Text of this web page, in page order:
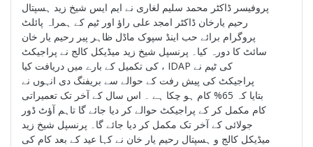
پروفیسر ڈاکٹر محمد سلیم لغاری نے ایم ایس شیخ زید ہسپتال
رحیم یارخان ڈاکٹر امجد علی راؤ اور ٹیم کے ہمراہ پائلٹ
پروگرام برائے حب اینڈ سپوک ماڈل ظاہر پیر رحیم یار خان
سائٹ کا دورہ کیا۔ پرنسپل شیخ زید میڈیکل کالج نے پراجیکٹ
کی تکمیل کے بارے میں دریافت کیا ، IDAP کی ٹیم نے
پراجیکٹ کی پیش رفت کے حوالے سے بریفنگ دی انہوں نے
بتایا کہ 65% کام ہو چکا ہے ۔ اس سال کے آخر تک تعمیراتی
کام مکمل کر کے پراجیکٹ حوالے کر دیا جائے گا تاہم آؤٹ ڈور
جولائی کے آخر تک مکمل کر دیا جائے گا۔ پرنسپل شیخ زید
میڈیکل کالج و ہسپتال رحیم یار خان نے کہا عید کے بعد کام کی